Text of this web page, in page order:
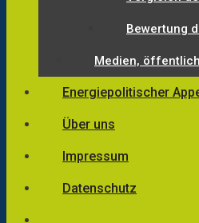
Bewertung
Medien,
Energiepolitischer
Über uns
Impressum
Datenschutz